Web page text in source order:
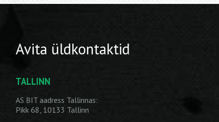
Avita üldkontaktid
TALLINN
AS BIT aadress Tallinnas:
Pikk 68, 10133 Tallinn